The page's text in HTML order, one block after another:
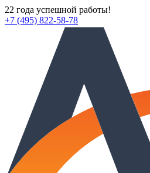
22 года успешной работы!
+7 (495) 822-58-78